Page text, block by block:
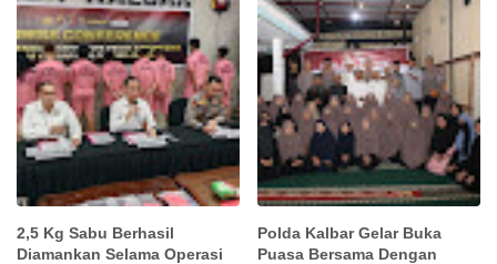
2,5 Kg Sabu Berhasil
Diamankan Selama Operasi
Polda Kalbar Gelar Buka
Puasa Bersama Dengan